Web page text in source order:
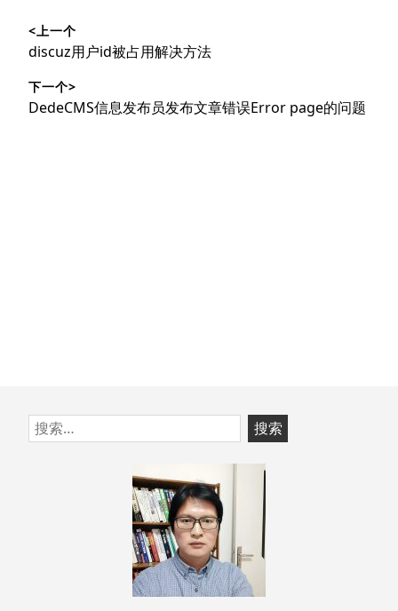
章
导
航
<上一个
上
文
章：
discuz用户id被占用解决方法
下一个>
下
DedeCMS信息发布员发布文章错误Error page的问题
跳
至
搜
索：